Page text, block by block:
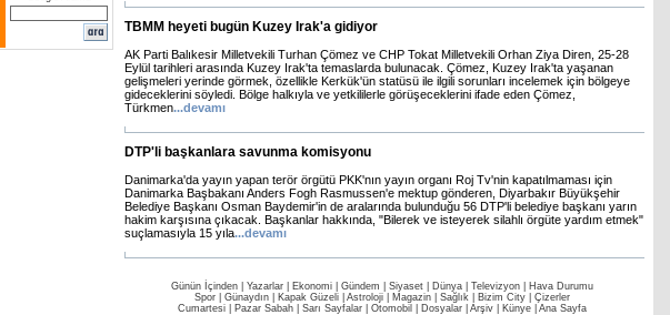
TBMM heyeti bugün Kuzey Irak'a gidiyor
AK Parti Balıkesir Milletvekili Turhan Çömez ve CHP Tokat Milletvekili Orhan Ziya Diren, 25-28
Eylül tarihleri arasında Kuzey Irak'ta temaslarda bulunacak. Çömez, Kuzey Irak'ta yaşanan
gelişmeleri yerinde görmek, özellikle Kerkük'ün statüsü ile ilgili sorunları incelemek için bölgeye
gideceklerini söyledi. Bölge halkıyla ve yetkililerle görüşeceklerini ifade eden Çömez,
Türkmen...devamı
DTP'li başkanlara savunma komisyonu
Danimarka'da yayın yapan terör örgütü PKK'nın yayın organı Roj Tv'nin kapatılmaması için
Danimarka Başbakanı Anders Fogh Rasmussen'e mektup gönderen, Diyarbakır Büyükşehir
Belediye Başkanı Osman Baydemir'in de aralarında bulunduğu 56 DTP'li belediye başkanı yarın
hakim karşısına çıkacak. Başkanlar hakkında, "Bilerek ve isteyerek silahlı örgüte yardım etmek"
suçlamasıyla 15 yıla...devamı
Günün İçinden Yazarlar Ekonomi Gündem Siyaset Dünya | Televizyon
Hava Durumu
Spor
Günaydın Kapak Güzeli Astroloji Magazin Sağlık Bizim City
Çizerler
Cumartesi
Pazar Sabah Sarı Sayfalar Otomobil Dosyalar Arşiv Künye Ana Sayfa